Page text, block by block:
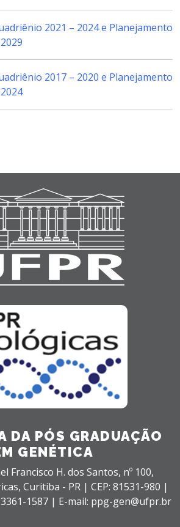
2021 – 2024 e Planejamento
2017 – 2020 e Planejamento
DA PÓS GRADUAÇÃO
GENÉTICA
Francisco H. dos Santos, nº 100,
Curitiba - PR | CEP: 81531-980 |
1587 | E-mail: ppg-gen@ufpr.br